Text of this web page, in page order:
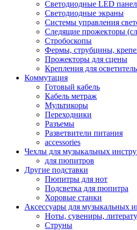
Светодиодные LED
Светодиодные экраны
Системы управления
Следящие прожекторы
Стробоскопы
Фермы, струбцины,
Прожекторы для сцены
Крепления для
Коммутация
Готовый кабель
Кабель метраж
Мультикоры
Переходники
Разъемы
Разветвители питания
accessories
Чехлы для музыкальных
для пюпитров
Другие подставки
Пюпитры для нот
Подсветка для пюпитра
Хоровые станки
Аксессуары для музыкальных
Ноты, сувениры,
Струны